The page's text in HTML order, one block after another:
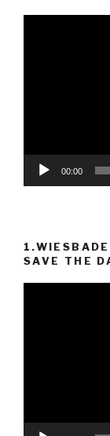
00:00
SAVE THE